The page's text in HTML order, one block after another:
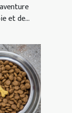
et de...